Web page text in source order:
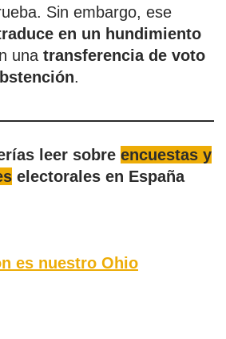
Sin embargo, ese
en un hundimiento
una transferencia de voto
.
leer sobre encuestas y
electorales en España
es nuestro Ohio